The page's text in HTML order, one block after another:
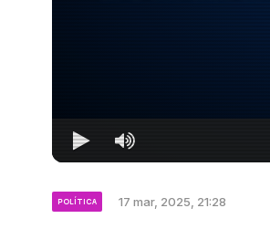
POLÍTICA 17 mar, 2025, 21:28